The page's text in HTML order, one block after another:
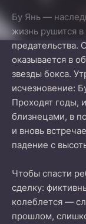
Бу Янь —
жизнь рушится
предательства.
оказывается в
звезды бокса.
исчезновение:
Проходят годы,
близнецами, в
и вновь
падение с
Чтобы спасти
сделку:
колеблется —
прошлом,